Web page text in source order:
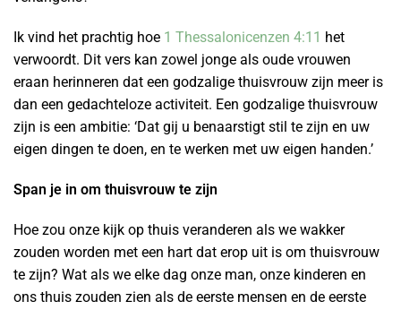
Ik vind het prachtig hoe 1 Thessalonicenzen 4:11 het
verwoordt. Dit vers kan zowel jonge als oude vrouwen
eraan herinneren dat een godzalige thuisvrouw zijn meer is
dan een gedachteloze activiteit. Een godzalige thuisvrouw
zijn is een ambitie: ‘Dat gij u benaarstigt stil te zijn en uw
eigen dingen te doen, en te werken met uw eigen handen.’
Span je in om thuisvrouw te zijn
Hoe zou onze kijk op thuis veranderen als we wakker
zouden worden met een hart dat erop uit is om thuisvrouw
te zijn? Wat als we elke dag onze man, onze kinderen en
ons thuis zouden zien als de eerste mensen en de eerste